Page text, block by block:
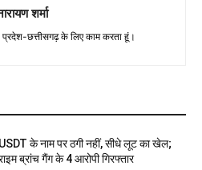
शर्मा
प्रदेश-छत्तीसगढ़ के लिए काम करता हूं।
के नाम पर ठगी नहीं, सीधे लूट का खेल;
ब्रांच गैंग के 4 आरोपी गिरफ्तार